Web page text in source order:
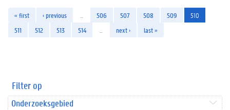
« first ‹ previous 506 507 508 509
510
511
512 513 514 next › last »
Filter op
Onderzoeksgebied